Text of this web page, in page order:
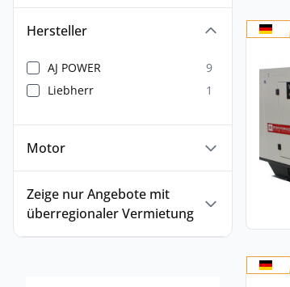
Hersteller
AJ POWER
9
Liebherr
1
Motor
Zeige nur Angebote mit
überregionaler Vermietung